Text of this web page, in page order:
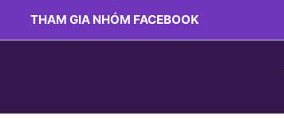
THAM GIA NHÓM FACEBOOK